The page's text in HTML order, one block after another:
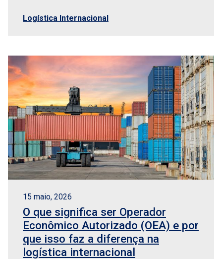
Logística Internacional
15 maio, 2026
O que significa ser Operador
Econômico Autorizado (OEA) e por
que isso faz a diferença na
logística internacional